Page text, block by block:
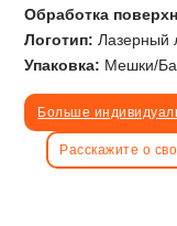
Обработка
Логотип: Лазерный
Упаковка: Мешки/
Больше
Расскажите о